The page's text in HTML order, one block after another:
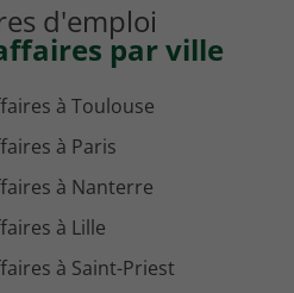
d'emploi
par ville
à Toulouse
à Paris
à Nanterre
à Lille
à Saint-Priest